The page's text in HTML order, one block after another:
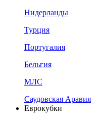
Нидерланды
Турция
Португалия
Бельгия
МЛС
Саудовская Аравия
Еврокубки